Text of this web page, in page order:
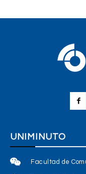
UNIMINUTO
Facultad de